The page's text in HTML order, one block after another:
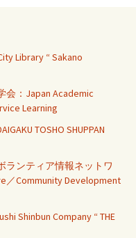
Library “ Sakano
：Japan Academic
Learning
TOSHO SHUPPAN
ランティア情報ネットワ
／Community Development
Shinbun Company “ THE